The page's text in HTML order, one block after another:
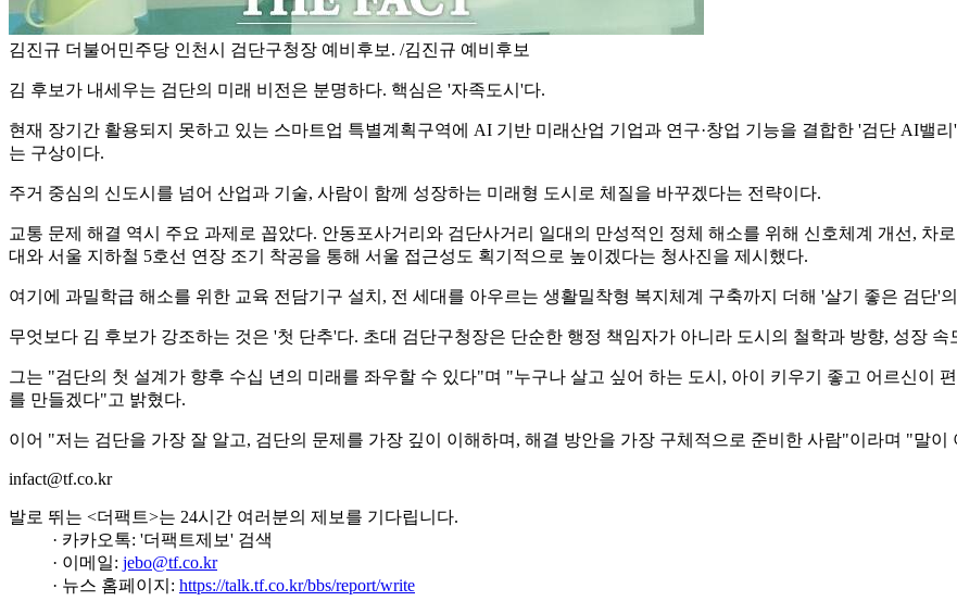
김진규 더불어민주당 인천시 검단구청장 예비후보. /김진규 예비후보
김 후보가 내세우는 검단의 미래 비전은 분명하다. 핵심은 '자족도시'다.
현재 장기간 활용되지 못하고 있는 스마트업 특별계획구역에 AI 기반 미래산업 기업과 연구·창업 기능을 결합한 '검단 AI밸
는 구상이다.
주거 중심의 신도시를 넘어 산업과 기술, 사람이 함께 성장하는 미래형 도시로 체질을 바꾸겠다는 전략이다.
교통 문제 해결 역시 주요 과제로 꼽았다. 안동포사거리와 검단사거리 일대의 만성적인 정체 해소를 위해 신호체계 개선, 차
대와 서울 지하철 5호선 연장 조기 착공을 통해 서울 접근성도 획기적으로 높이겠다는 청사진을 제시했다.
여기에 과밀학급 해소를 위한 교육 전담기구 설치, 전 세대를 아우르는 생활밀착형 복지체계 구축까지 더해 '살기 좋은 검단'
무엇보다 김 후보가 강조하는 것은 '첫 단추'다. 초대 검단구청장은 단순한 행정 책임자가 아니라 도시의 철학과 방향, 성장
그는 "검단의 첫 설계가 향후 수십 년의 미래를 좌우할 수 있다"며 "누구나 살고 싶어 하는 도시, 아이 키우기 좋고 어르신이
를 만들겠다"고 밝혔다.
이어 "저는 검단을 가장 잘 알고, 검단의 문제를 가장 깊이 이해하며, 해결 방안을 가장 구체적으로 준비한 사람"이라며 "말
infact@tf.co.kr
발로 뛰는 <더팩트>는 24시간 여러분의 제보를 기다립니다.
· 카카오톡: '더팩트제보' 검색
· 이메일: jebo@tf.co.kr
· 뉴스 홈페이지: https://talk.tf.co.kr/bbs/report/write